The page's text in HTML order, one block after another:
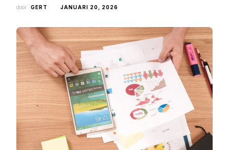
door GERT JANUARI 20, 2026